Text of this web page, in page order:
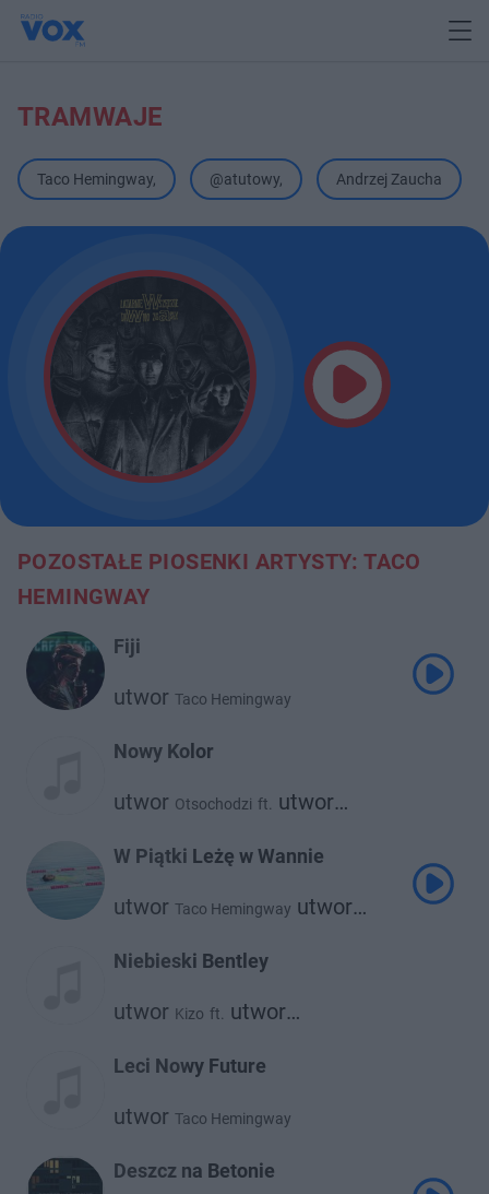
TRAMWAJE
Taco Hemingway, @atutowy, Andrzej Zaucha
POZOSTAŁE PIOSENKI ARTYSTY: TACO
HEMINGWAY
Fiji
utwor Taco Hemingway
Nowy Kolor
utwor Otsochodzi ft. utwor
W Piątki Leżę w Wannie
utwor Taco Hemingway utwor
Niebieski Bentley
utwor Kizo ft. utwor
Leci Nowy Future
utwor Taco Hemingway
Deszcz na Betonie